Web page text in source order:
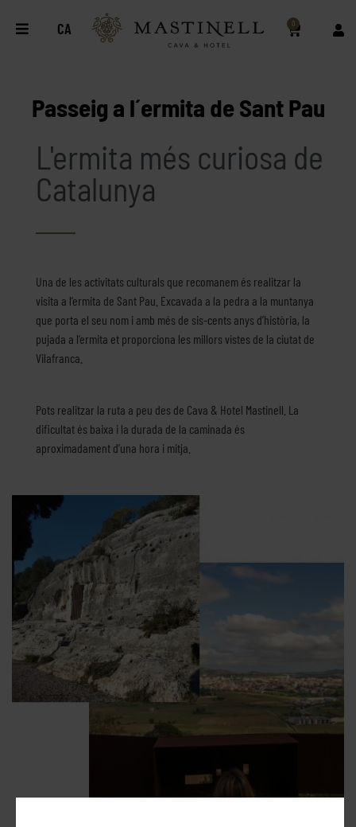
CA 0
Passeig a l´ermita de Sant Pau
L'ermita més curiosa de
Catalunya
Una de les activitats culturals que recomanem és realitzar la
visita a l’ermita de Sant Pau. Excavada a la pedra a la muntanya
que porta el seu nom i amb més de sis-cents anys d’història, la
pujada a l’ermita et proporciona les millors vistes de la ciutat de
Vilafranca.
Pots realitzar la ruta a peu des de Cava & Hotel Mastinell. La
dificultat és baixa i la durada de la caminada és
aproximadament d’una hora i mitja.